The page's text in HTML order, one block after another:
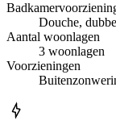
Douche,
Aantal woonlagen
3 woonlagen
Voorzieningen